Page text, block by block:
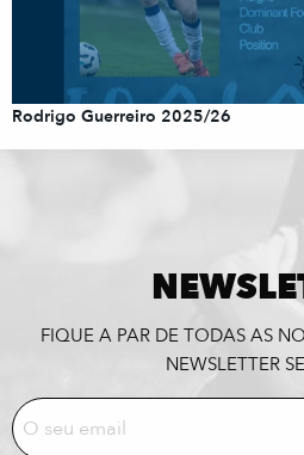
Rodrigo Guerreiro 2025/26
FIQUE A PAR DE TODAS AS
NEWSLETTER